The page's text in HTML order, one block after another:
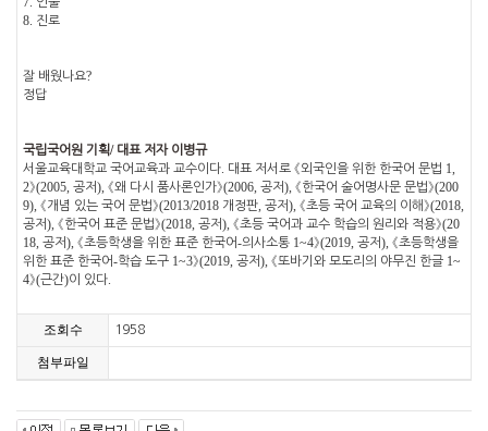
8. 진로
잘 배웠나요?
정답
국립국어원 기획/ 대표 저자 이병규
서울교육대학교 국어교육과 교수이다. 대표 저서로 《외국인을 위한 한국어 문법 1,
2》(2005, 공저), 《왜 다시 품사론인가》(2006, 공저), 《 한국어 술어명사문 문법》(200
9), 《 개념 있는 국어 문법》(2013/2018 개정판, 공저), 《초등 국어 교육의 이해 》(2018,
공저), 《 한국어 표준 문법》(2018, 공저), 《초등 국어과 교수 학습의 원리와 적용》(20
18, 공저), 《초등학생을 위한 표준 한국어-의사소통 1~4》(2019, 공저), 《초등학생을
위한 표준 한국어-학습 도구 1~3》(2019, 공저), 《또바기와 모도리의 야무진 한글 1~
4》(근간)이 있다.
조회수 1958
첨부파일